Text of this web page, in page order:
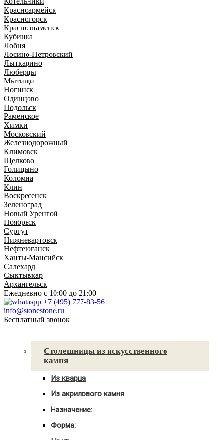
Красноармейск
Красногорск
Краснознаменск
Кубинка
Лобня
Лосино-Петровский
Лыткарино
Люберцы
Мытищи
Ногинск
Одинцово
Подольск
Раменское
Химки
Московский
Железнодорожный
Климовск
Щелково
Голицыно
Коломна
Клин
Воскресенск
Зеленоград
Новый Уренгой
Ноябрьск
Сургут
Нижневартовск
Нефтеюганск
Ханты-Мансийск
Салехард
Сыктывкар
Архангельск
Ежедневно с 10:00 до 21:00
+7 (495) 777-83-56
info@stonestone.ru
Бесплатный звонок
Столешницы из искусственного
камня
Из кварца
Для ванны
С мойкой
Из акрилового камня
Для ванны
С мойкой
Назначение:
Для ванной
Форма: